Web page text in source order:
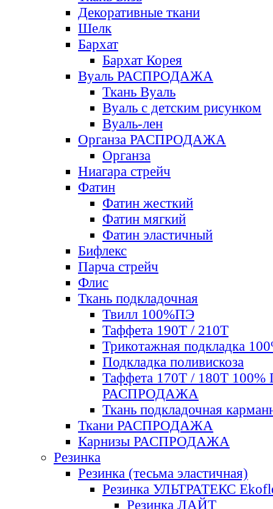
Декоративные ткани
Шелк
Бархат
Бархат Корея
Вуаль РАСПРОДАЖА
Ткань Вуаль
Вуаль с детским рисунком
Вуаль-лен
Органза РАСПРОДАЖА
Органза
Ниагара стрейч
Фатин
Фатин жесткий
Фатин мягкий
Фатин элаcтичный
Бифлекс
Парча стрейч
Флис
Ткань подкладочная
Твилл 100%ПЭ
Таффета 190Т / 210Т
Трикотажная подкладка
Подкладка поливискоза
Таффета 170Т / 180Т 100%
РАСПРОДАЖА
Ткань подкладочная
Ткани РАСПРОДАЖА
Карнизы РАСПРОДАЖА
Резинка
Резинка (тесьма эластичная)
Резинка УЛЬТРАТЕКС
Резинка ЛАЙТ